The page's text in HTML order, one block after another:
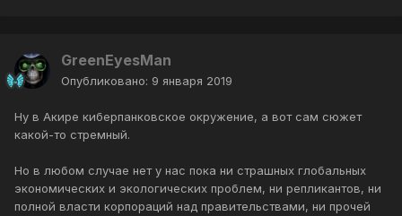
GreenEyesMan
Опубликовано: 9 января 2019
Ну в Акире киберпанковское окружение, а вот сам сюжет
какой-то стремный.
Но в любом случае нет у нас пока ни страшных глобальных
экономических и экологических проблем, ни репликантов, ни
полной власти корпораций над правительствами, ни прочей